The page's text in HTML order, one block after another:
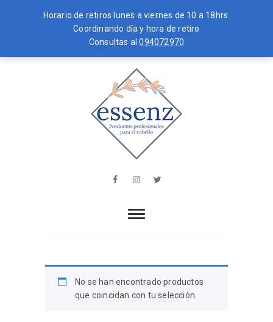
Horario de retiros lunes a viernes de 10 a 18hrs.
Coordinando día y hora de retiro
Consultas al094072970
to
essenz
EL CABELLO
FacebookInstagram
No se han encontrado productos
que coincidan con tu selección.